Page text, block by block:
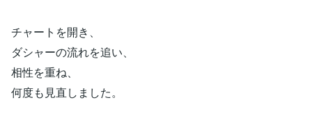
チャートを開き、
ダシャーの流れを追い、
相性を重ね、
何度も見直しました。